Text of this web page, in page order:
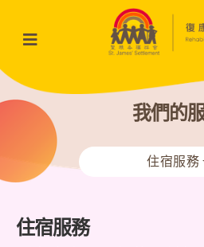
我們的
住宿服務
住宿服務